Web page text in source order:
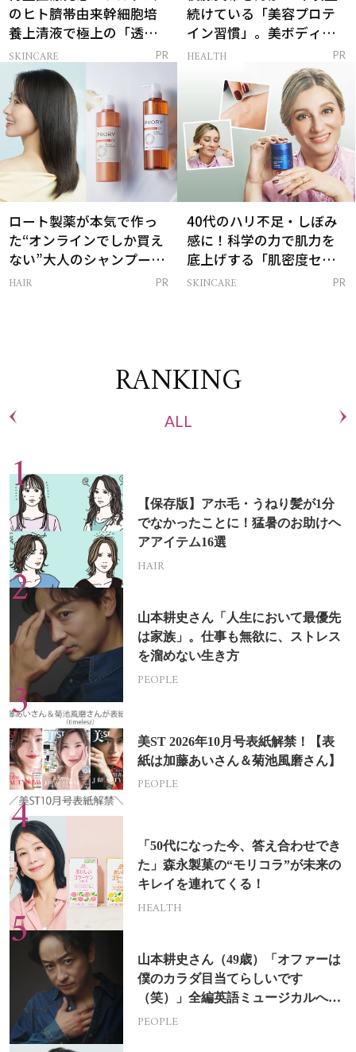
のヒト臍帯由来幹細胞培
養上清液で極上の「透明
感ハリ肌」へ
SKINCARE PR
続けている「美容プロテ
イン習慣」。美ボディを
支える朝ルーティンと
HEALTH PR
ロート製薬が本気で作っ
た“オンラインでしか買え
ない”大人のシャンプー＆
トリートメントって？
HAIR PR
40代のハリ不足・しぼみ
感に！科学の力で肌力を
底上げする「肌密度セラ
ム」
SKINCARE PR
RANKING
ALL
【保存版】アホ毛・うねり髪が1分
でなかったことに！猛暑のお助けヘ
アアイテム16選
HAIR
山本耕史さん「人生において最優先
は家族」。仕事も無欲に、ストレス
を溜めない生き方
PEOPLE
美ST 2026年10月号表紙解禁！【表
紙は加藤あいさん＆菊池風磨さん】
PEOPLE
「50代になった今、答え合わせでき
た」森永製菓の“モリコラ”が未来の
キレイを連れてくる！
HEALTH
山本耕史さん（49歳）「オファーは
僕のカラダ目当てらしいです
（笑）」全編英語ミュージカルへの
挑戦
PEOPLE